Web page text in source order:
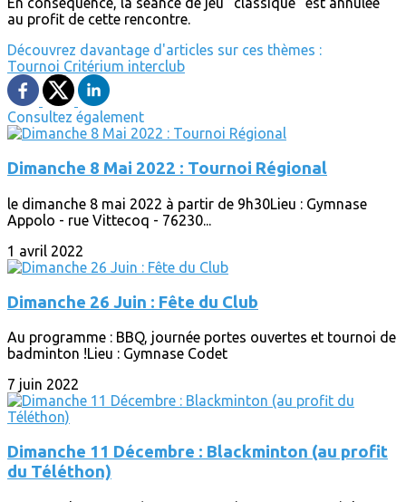
au profit de cette rencontre.
Découvrez davantage d'articles sur ces thèmes :
Tournoi Critérium interclub
Consultez également
Dimanche 8 Mai 2022 : Tournoi Régional
le dimanche 8 mai 2022 à partir de 9h30Lieu : Gymnase
Appolo - rue Vittecoq - 76230...
1 avril 2022
Dimanche 26 Juin : Fête du Club
Au programme : BBQ, journée portes ouvertes et tournoi de
badminton !Lieu : Gymnase Codet
7 juin 2022
Dimanche 11 Décembre : Blackminton (au profit
du Téléthon)